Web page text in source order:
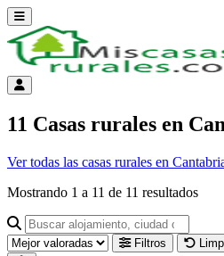
Abrir menú
Menú de cuenta
11 Casas rurales en
Ver todas las casas rurales en
Mostrando 1 a 11 de 11 resultados
Buscar alojamiento, ciudad o
Filtros